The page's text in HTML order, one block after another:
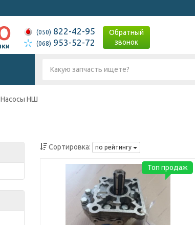
(050) 822-42-95
(068) 953-52-72
Обратный
звонок
Насосы НШ
Сортировка: по рейтингу
Топ продаж